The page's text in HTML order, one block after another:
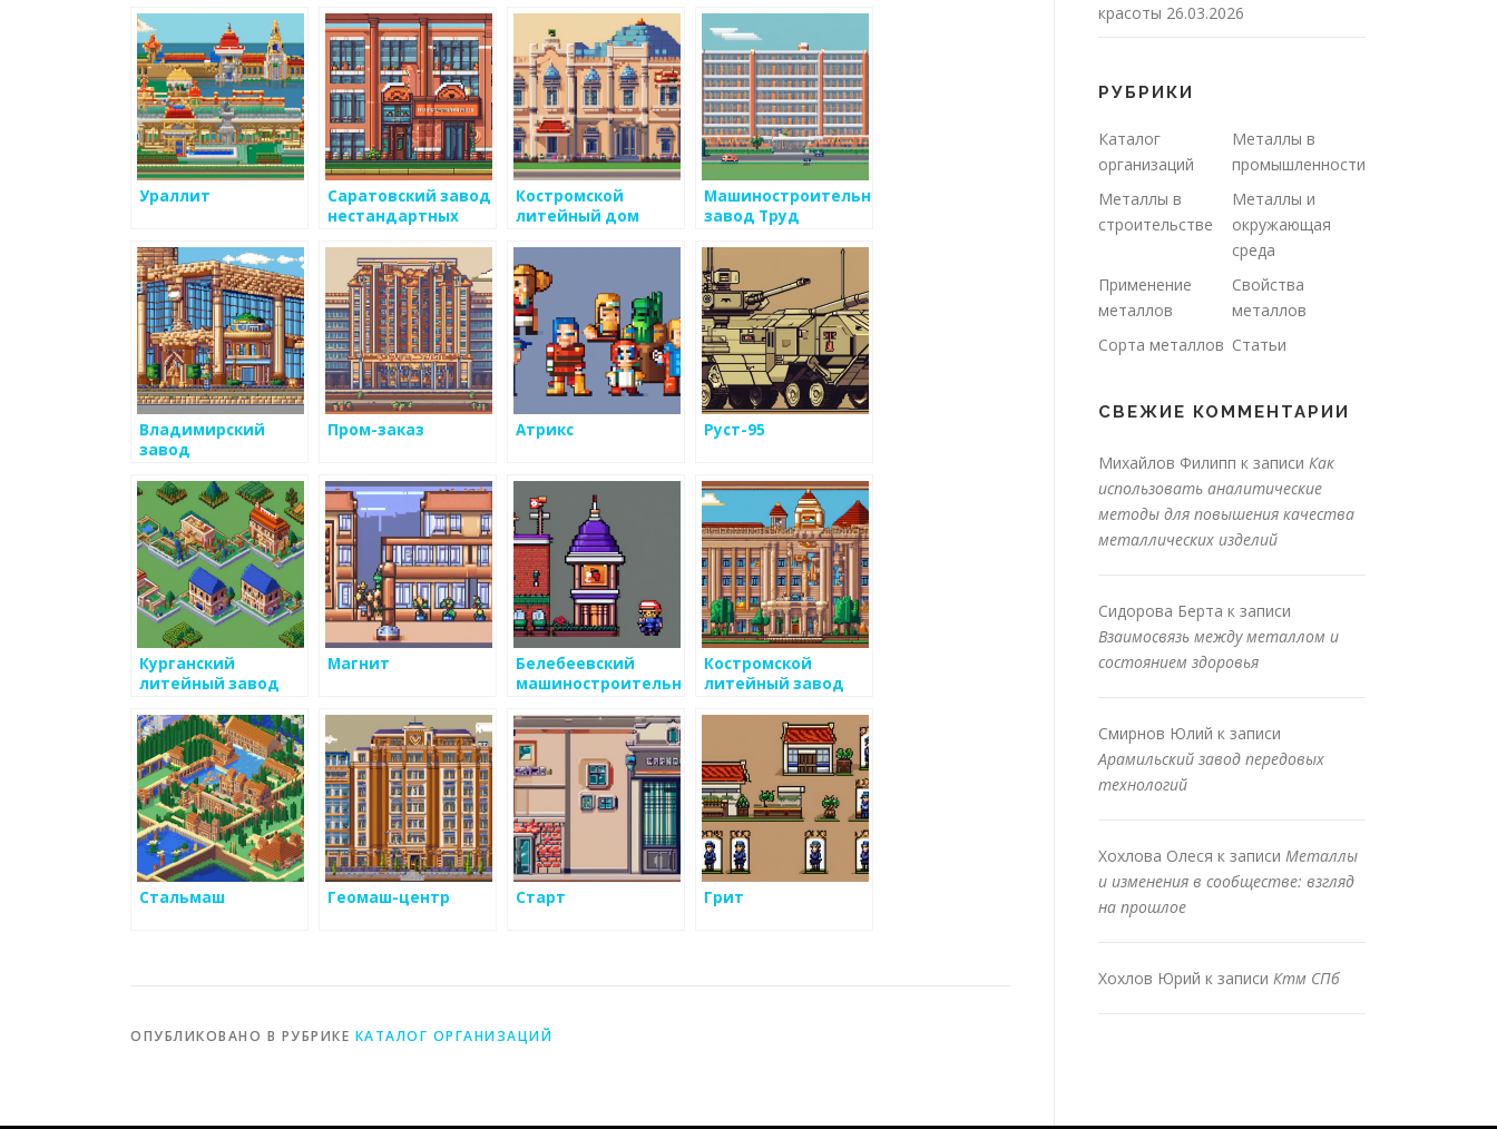
Ураллит
Саратовский завод
нестандартных
Костромской
литейный дом
Машиностроительный
завод Труд
Владимирский
завод
сплавов
Пром-заказ Атрикс Руст-95
Курганский
литейный завод
Магнит
Белебеевский
машиностроительный
Костромской
литейный завод
Стальмаш Геомаш-центр Старт Грит
ОПУБЛИКОВАНО В РУБРИКЕ КАТАЛОГ ОРГАНИЗАЦИЙ
красоты 26.03.2026
РУБРИКИ
Каталог
организаций
Металлы в
промышленности
Металлы в
строительстве
Металлы и
окружающая
среда
Применение
металлов
Свойства
металлов
Сорта металлов Статьи
СВЕЖИЕ КОММЕНТАРИИ
Михайлов Филипп к записи Как
использовать аналитические
методы для повышения качества
металлических изделий
Сидорова Берта к записи
Взаимосвязь между металлом и
состоянием здоровья
Смирнов Юлий к записи
Арамильский завод передовых
технологий
Хохлова Олеся к записи Металлы
и изменения в сообществе: взгляд
на прошлое
Хохлов Юрий к записи Ктм СПб